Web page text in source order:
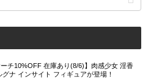
ーチ10%OFF 在庫あり(8/6)】肉感少女 淫香
グナ インサイト フィギュアが登場！